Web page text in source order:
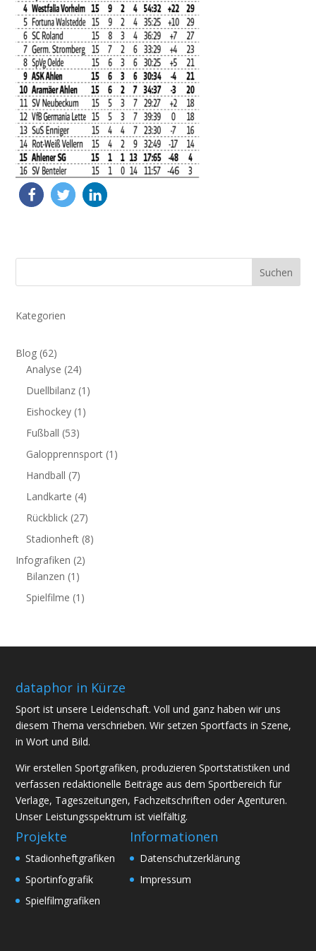
Suchen
Kategorien
Blog (62)
Analyse (24)
Duellbilanz (1)
Eishockey (1)
Fußball (53)
Galopprennsport (1)
Handball (7)
Landkarte (4)
Rückblick (27)
Stadionheft (8)
Infografiken (2)
Bilanzen (1)
Spielfilme (1)
dataphor in Kürze
Sport ist unsere Leidenschaft. Voll und ganz haben wir uns
diesem Thema verschrieben. Wir setzen Sportfacts in Szene,
in Wort und Bild.
Wir erstellen Sportgrafiken, produzieren Sportstatistiken und
verfassen redaktionelle Beiträge aus dem Sportbereich für
Verlage, Tageszeitungen, Fachzeitschriften oder Agenturen.
Unser Leistungsspektrum ist vielfältig.
Projekte
Stadionheftgrafiken
Sportinfografik
Spielfilmgrafiken
Informationen
Datenschutzerklärung
Impressum